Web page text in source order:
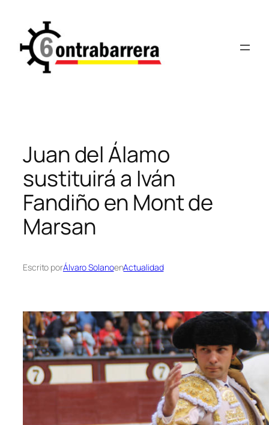
contenido
Juan del Álamo
sustituirá a Iván
Fandiño en Mont de
Marsan
Escrito porÁlvaro SolanoenActualidad